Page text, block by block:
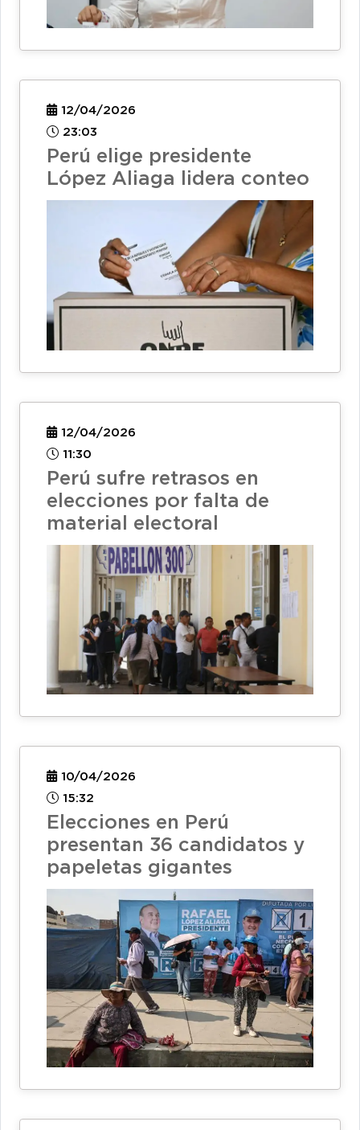
12/04/2026
23:03
Perú elige presidente
López Aliaga lidera conteo
12/04/2026
11:30
Perú sufre retrasos en
elecciones por falta de
material electoral
10/04/2026
15:32
Elecciones en Perú
presentan 36 candidatos y
papeletas gigantes